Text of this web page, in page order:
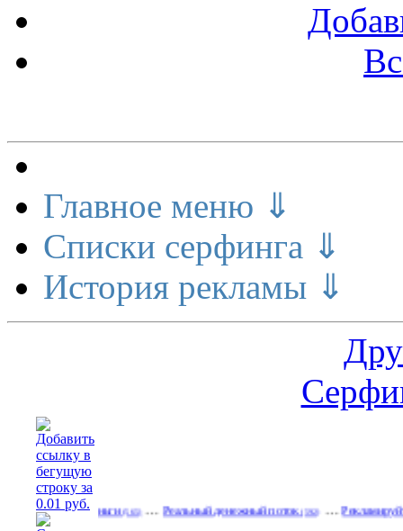
Главное меню ⇓
Списки серфинга ⇓
История рекламы ⇓
деньги(565) …Реальный денежный поток(592)…Рекламируйтесь на